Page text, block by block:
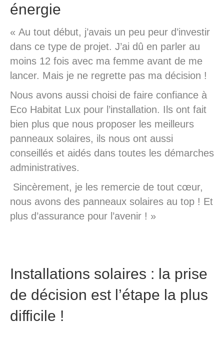
énergie
« Au tout début, j’avais un peu peur d’investir
dans ce type de projet. J’ai dû en parler au
moins 12 fois avec ma femme avant de me
lancer. Mais je ne regrette pas ma décision !
Nous avons aussi choisi de faire confiance à
Eco Habitat Lux pour l’installation. Ils ont fait
bien plus que nous proposer les meilleurs
panneaux solaires, ils nous ont aussi
conseillés et aidés dans toutes les démarches
administratives.
Sincèrement, je les remercie de tout cœur,
nous avons des panneaux solaires au top ! Et
plus d’assurance pour l’avenir ! »
Installations solaires : la prise
de décision est l’étape la plus
difficile !